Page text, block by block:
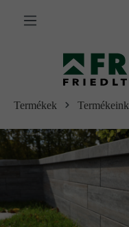
tartalomra
Termékek Termékeink